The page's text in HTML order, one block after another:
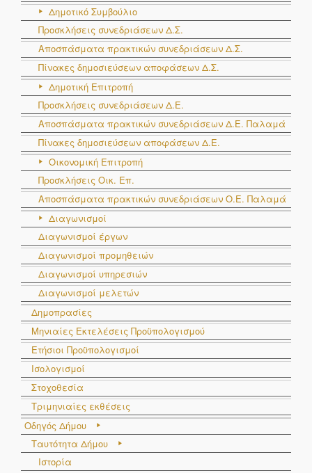
Δημοτικό Συμβούλιο
Προσκλήσεις συνεδριάσεων Δ.Σ.
Αποσπάσματα πρακτικών συνεδριάσεων Δ.Σ.
Πίνακες δημοσιεύσεων αποφάσεων Δ.Σ.
Δημοτική Επιτροπή
Προσκλήσεις συνεδριάσεων Δ.Ε.
Αποσπάσματα πρακτικών συνεδριάσεων Δ.E. Παλαμά
Πίνακες δημοσιεύσεων αποφάσεων Δ.Ε.
Οικονομική Επιτροπή
Προσκλήσεις Οικ. Επ.
Αποσπάσματα πρακτικών συνεδριάσεων Ο.E. Παλαμά
Διαγωνισμοί
Διαγωνισμοί έργων
Διαγωνισμοί προμηθειών
Διαγωνισμοί υπηρεσιών
Διαγωνισμοί μελετών
Δημοπρασίες
Μηνιαίες Εκτελέσεις Προϋπολογισμού
Ετήσιοι Προϋπολογισμοί
Ισολογισμοί
Στοχοθεσία
Τριμηνιαίες εκθέσεις
Οδηγός Δήμου
Ταυτότητα Δήμου
Ιστορία